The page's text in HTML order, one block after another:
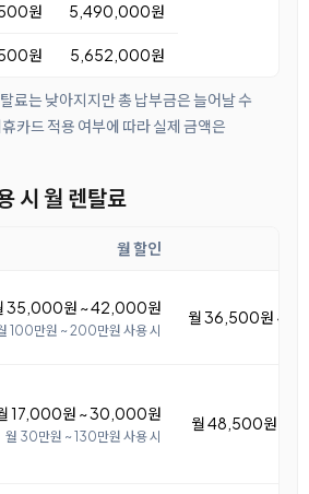
원 5,490,000원
원 5,652,000원
료는 낮아지지만 총 납부금은 늘어날 수
카드 적용 여부에 따라 실제 금액은
시 월 렌탈료
월 할인
35,000원 ~ 42,000원
100만원 ~ 200만원 사용 시
월 36,500원 ~
17,000원 ~ 30,000원
월 30만원 ~ 130만원 사용 시
월 48,500원 ~